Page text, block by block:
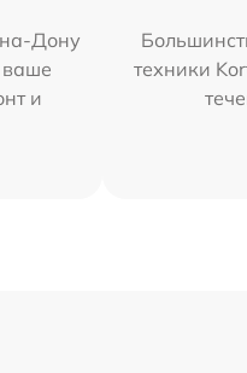
Дону
ваше
и
техники